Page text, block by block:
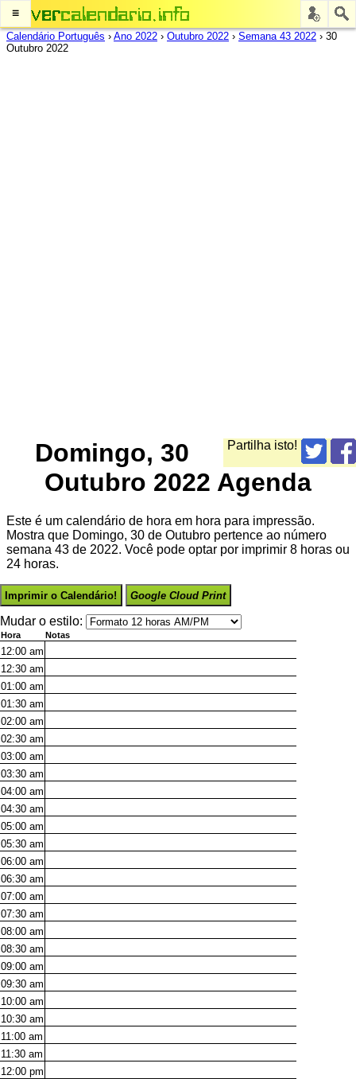
≡
Calendário Português › Ano 2022 › Outubro 2022 › Semana 43 2022 › 30
Outubro 2022
Partilha isto!
Domingo, 30
Outubro 2022 Agenda
Este é um calendário de hora em hora para impressão.
Mostra que Domingo, 30 de Outubro pertence ao número
semana 43 de 2022. Você pode optar por imprimir 8 horas ou
24 horas.
Imprimir o Calendário! Google Cloud Print
Mudar o estilo:
Hora Notas
12:00 am
12:30 am
01:00 am
01:30 am
02:00 am
02:30 am
03:00 am
03:30 am
04:00 am
04:30 am
05:00 am
05:30 am
06:00 am
06:30 am
07:00 am
07:30 am
08:00 am
08:30 am
09:00 am
09:30 am
10:00 am
10:30 am
11:00 am
11:30 am
12:00 pm